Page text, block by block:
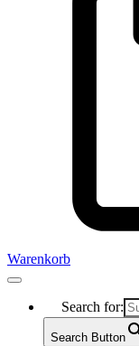
Warenkorb
Search for:
Search Button